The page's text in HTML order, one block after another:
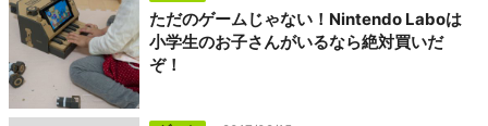
ただのゲームじゃない！Nintendo Laboは
小学生のお子さんがいるなら絶対買いだ
ぞ！